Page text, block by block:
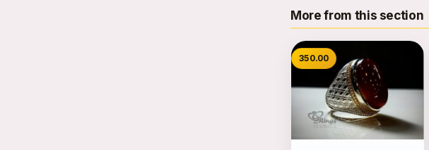
More from this section
350.00